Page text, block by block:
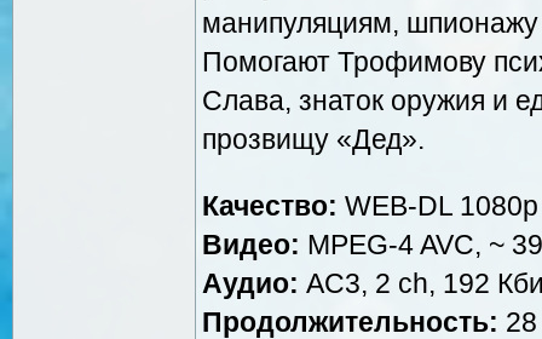
манипуляциям,
Помогают Трофимову
Слава, знаток оружия и
прозвищу «Дед».
Качество: WEB-DL 1080p
Видео: MPEG-4 AVC, ~
Аудио: AC3, 2 ch, 192
Продолжительность: